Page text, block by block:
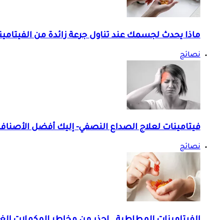
ماذا يحدث لجسمك عند تناول جرعة زائدة من
نصائح
فيتامينات لعلاج الصداع النصفي- إليك أفضل
نصائح